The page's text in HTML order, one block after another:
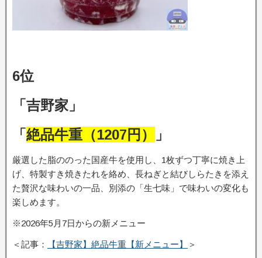
6位
「吉野家」
「 絶品牛重（1207円） 」
厳選した脂ののった国産牛を使用し、1枚ずつ丁寧に焼き上
げ、特製すき焼きたれを絡め、長ねぎと結びしらたきを添え
た贅沢な味わいの一品、別添の「生七味」で味わいの変化も
楽しめます。
※2026年5月7日からの新メニュー
＜記事： 【吉野家】絶品牛重【新メニュー】 ＞